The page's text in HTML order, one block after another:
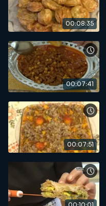
00:08:35
00:07:41
00:07:51